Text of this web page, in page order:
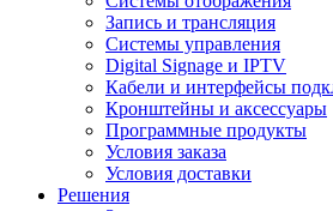
Запись и трансляция
Системы управления
Digital Signage и IPTV
Кабели и интерфейсы
Кронштейны и аксессуары
Программные продукты
Условия заказа
Условия доставки
Решения